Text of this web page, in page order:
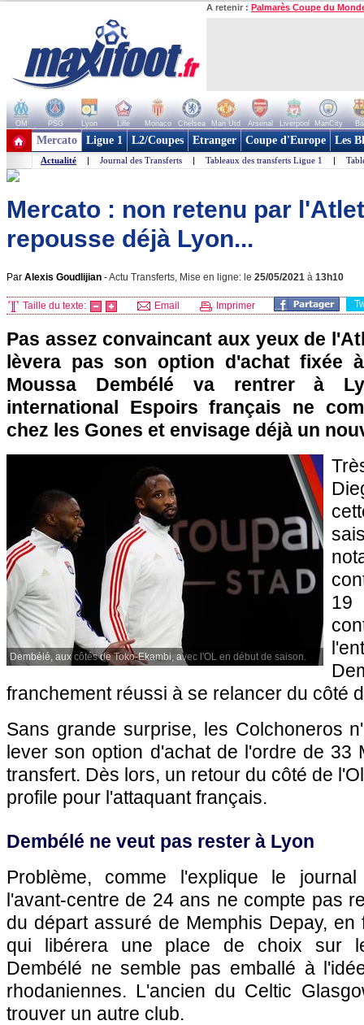
A retenir : Palmarès Coupe du
OM PSG Lyon Lille Monaco Chelsea Man Utd Arsenal Liverpool ManCity
+ de clubs
Mercato Ligue 1 L2/Coupes Etranger Coupe d'Europe Les
Actualité | Journal des Transferts | Tableaux des transferts Ligue 1 |
Mercato : non retenu par
repousse déjà Lyon...
Par Alexis Goudlijian -Actu Transferts, Mise en ligne: le 25/05/2021 à 13h10
Taille du texte: Email Imprimer
Pas assez convaincant aux yeux de
lèvera pas son option d'achat fixée
Moussa Dembélé va rentrer à
international Espoirs français ne
chez les Gones et envisage déjà un
Dembélé, aux côtés de Toko-Ekambi, avec l'OL en début de saison.
19
franchement réussi à se relancer du côté
Sans grande surprise, les Colchoneros
lever son option d'achat de l'ordre de 33
transfert. Dès lors, un retour du côté de
profile pour l'attaquant français.
Dembélé ne veut pas rester à Lyon
Problème, comme l'explique le
l'avant-centre de 24 ans ne compte pas
du départ assuré de Memphis Depay,
qui libérera une place de choix sur
Dembélé ne semble pas emballé à
rhodaniennes. L'ancien du Celtic
trouver un autre club.